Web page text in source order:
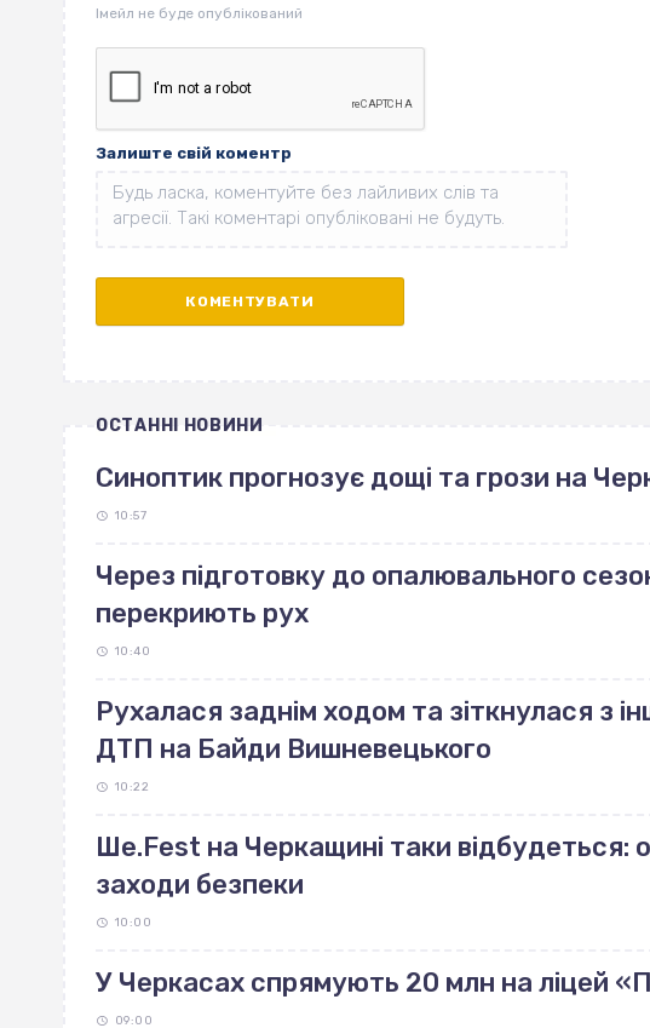
Залиште свій коментр
ОСТАННІ НОВИНИ
Синоптик прогнозує дощі та грози на
10:57
Через підготовку до опалювального
перекриють рух
10:40
Рухалася заднім ходом та зіткнулася з
ДТП на Байди Вишневецького
10:22
Ше.Fest на Черкащині таки відбудеться:
заходи безпеки
10:00
У Черкасах спрямують 20 млн на ліцей
09:00